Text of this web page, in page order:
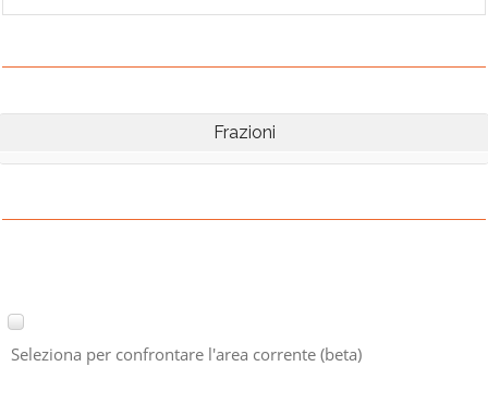
Frazioni
Seleziona per confrontare l'area corrente (beta)